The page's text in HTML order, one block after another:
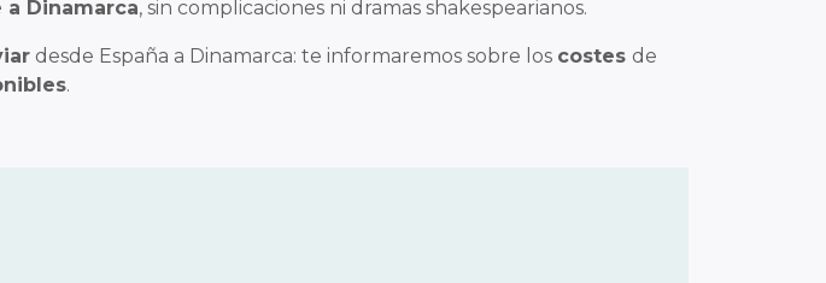
Dinamarca, sin complicaciones ni dramas shakespearianos.
desde España a Dinamarca: te informaremos sobre los costes de
.